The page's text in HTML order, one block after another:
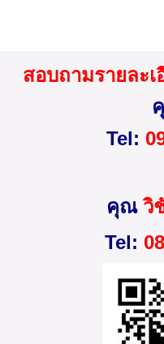
สอบถามรายละ
Tel:
คุณวิ
Tel: